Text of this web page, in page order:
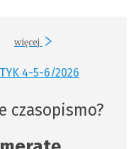
więcej
czasopismo?